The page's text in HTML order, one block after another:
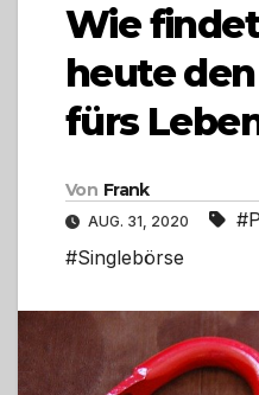
Wie
heute
fürs
Von Frank
AUG. 31, 2020
#Singlebörse